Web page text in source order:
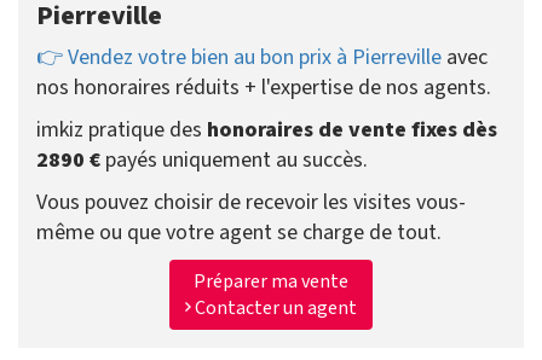
Pierreville
👉 Vendez votre bien au bon prix à Pierreville avec
nos honoraires réduits + l'expertise de nos agents.
imkiz pratique des honoraires de vente fixes dès
2890 € payés uniquement au succès.
Vous pouvez choisir de recevoir les visites vous-
même ou que votre agent se charge de tout.
Préparer ma vente
Contacter un agent